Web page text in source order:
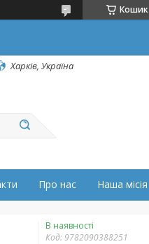
Кошик
Харків, Україна
Про нас Наша місія
В наявності
Код:9782090388251